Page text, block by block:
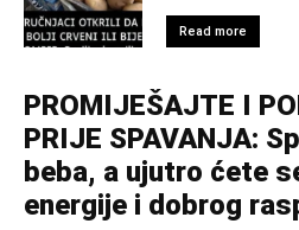
Read more
PROMIJEŠAJTE I
PRIJE SPAVANJA:
beba, a ujutro ćete
energije i dobrog